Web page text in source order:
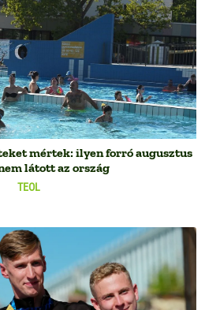
TEOL
mértek: ilyen forró augusztus
látott az ország